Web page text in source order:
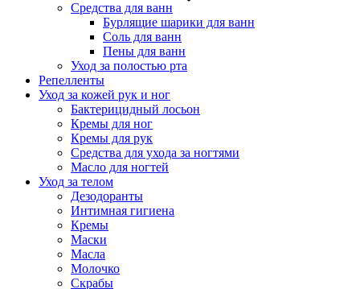
Средства для ванн
Бурлящие шарики для ванн
Соль для ванн
Пены для ванн
Уход за полостью рта
Репелленты
Уход за кожей рук и ног
Бактерицидный лосьон
Кремы для ног
Кремы для рук
Средства для ухода за ногтями
Масло для ногтей
Уход за телом
Дезодоранты
Интимная гигиена
Кремы
Маски
Масла
Молочко
Скрабы